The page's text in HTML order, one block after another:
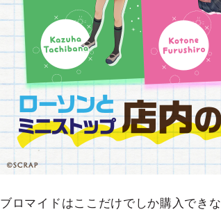
ブロマイドはここだけでしか購入でき